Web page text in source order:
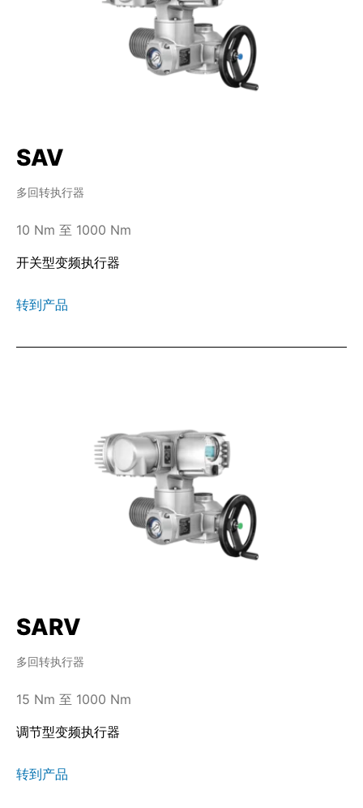
SAV
多回转执行器
10 Nm 至 1000 Nm
开关型变频执行器
转到产品
SARV
多回转执行器
15 Nm 至 1000 Nm
调节型变频执行器
转到产品